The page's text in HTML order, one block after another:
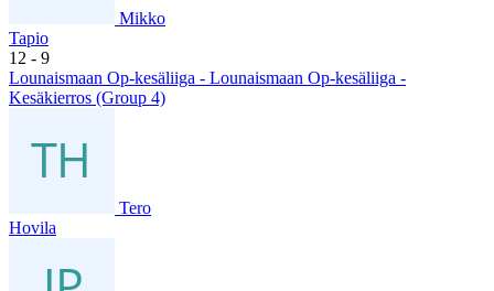
Mikko
Tapio
12 - 9
Lounaismaan Op-kesäliiga - Lounaismaan Op-kesäliiga -
Kesäkierros (Group 4)
Tero
Hovila